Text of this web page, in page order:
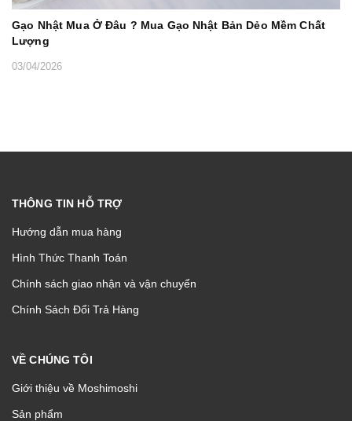
Gạo Nhật Mua Ở Đâu ? Mua Gạo Nhật Bản Dẻo Mềm Chất
Lượng
03/04/2026
THÔNG TIN HỖ TRỢ
Hướng dẫn mua hàng
Hình Thức Thanh Toán
Chính sách giao nhận và vận chuyển
Chính Sách Đổi Trả Hàng
VỀ CHÚNG TÔI
Giới thiệu về Moshimoshi
Sản phẩm